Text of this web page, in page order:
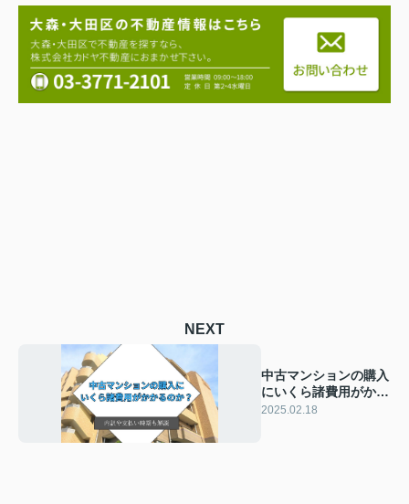
NEXT
中古マンションの購入
にいくら諸費用がかか
るのか？内訳や支払い
2025.02.18